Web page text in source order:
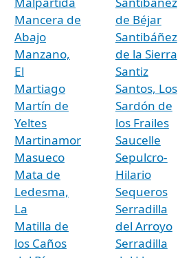
Mancera de
Abajo
Manzano,
El
Martiago
Martín de
Yeltes
Martinamor
Masueco
Mata de
Ledesma,
La
Matilla de
los Caños
de Béjar
Santibáñez
de la Sierra
Santiz
Santos, Los
Sardón de
los Frailes
Saucelle
Sepulcro-
Hilario
Sequeros
Serradilla
del Arroyo
Serradilla